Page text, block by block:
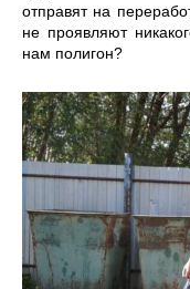
отправят на
не проявляют
нам полигон?